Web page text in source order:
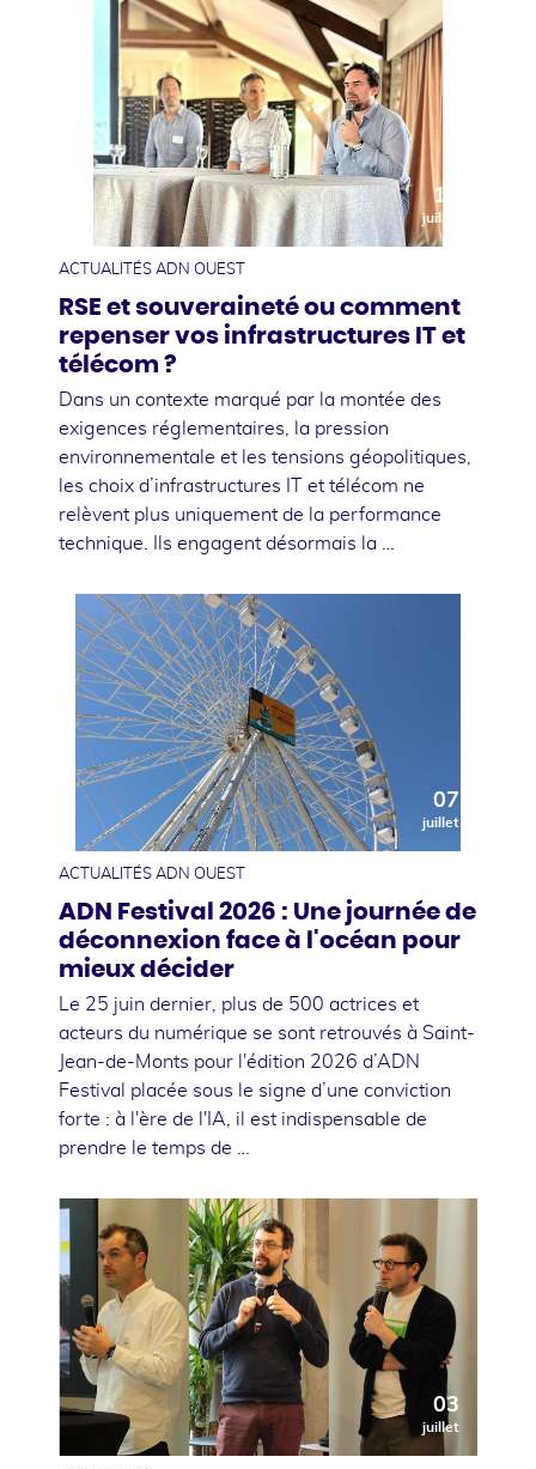
10
juillet
ACTUALITÉS ADN OUEST
RSE et souveraineté ou comment
repenser vos infrastructures IT et
télécom ?
Dans un contexte marqué par la montée des
exigences réglementaires, la pression
environnementale et les tensions géopolitiques,
les choix d’infrastructures IT et télécom ne
relèvent plus uniquement de la performance
technique. Ils engagent désormais la …
07
juillet
ACTUALITÉS ADN OUEST
ADN Festival 2026 : Une journée de
déconnexion face à l'océan pour
mieux décider
Le 25 juin dernier, plus de 500 actrices et
acteurs du numérique se sont retrouvés à Saint-
Jean-de-Monts pour l'édition 2026 d’ADN
Festival placée sous le signe d’une conviction
forte : à l'ère de l'IA, il est indispensable de
prendre le temps de …
03
juillet